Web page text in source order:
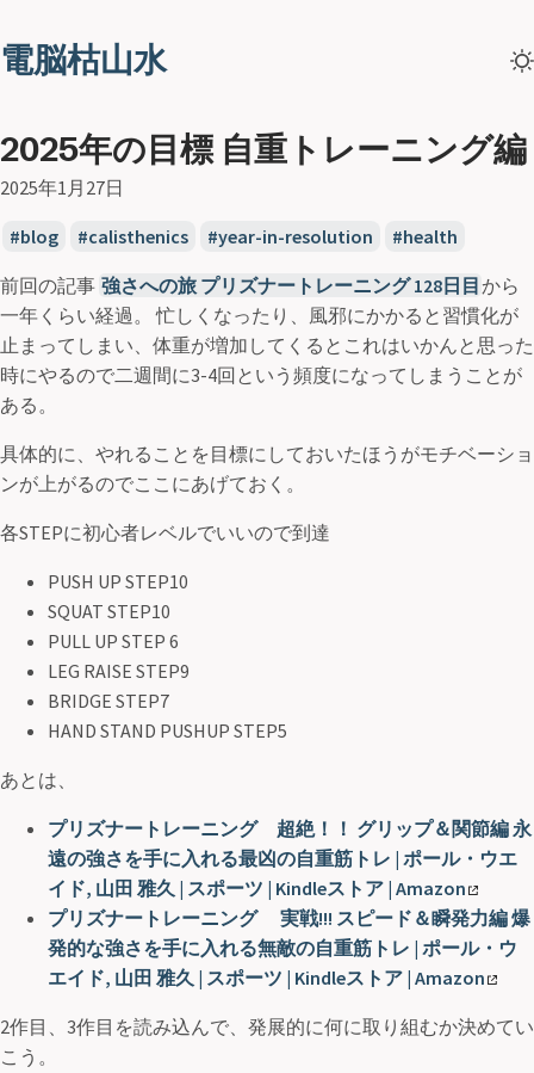
電脳枯山水
2025年の目標 自重トレーニング編
2025年1月27日
blog calisthenics year-in-resolution health
前回の記事 強さへの旅 プリズナートレーニング 128日目から
一年くらい経過。 忙しくなったり、風邪にかかると習慣化が
止まってしまい、体重が増加してくるとこれはいかんと思った
時にやるので二週間に3-4回という頻度になってしまうことが
ある。
具体的に、やれることを目標にしておいたほうがモチベーショ
ンが上がるのでここにあげておく。
各STEPに初心者レベルでいいので到達
PUSH UP STEP10
SQUAT STEP10
PULL UP STEP 6
LEG RAISE STEP9
BRIDGE STEP7
HAND STAND PUSHUP STEP5
あとは、
プリズナートレーニング 超絶！！ グリップ＆関節編 永
遠の強さを手に入れる最凶の自重筋トレ | ポール・ウエ
イド, 山田 雅久 | スポーツ | Kindleストア | Amazon
プリズナートレーニング 実戦!!! スピード＆瞬発力編 爆
発的な強さを手に入れる無敵の自重筋トレ | ポール・ウ
エイド, 山田 雅久 | スポーツ | Kindleストア | Amazon
2作目、3作目を読み込んで、発展的に何に取り組むか決めてい
こう。